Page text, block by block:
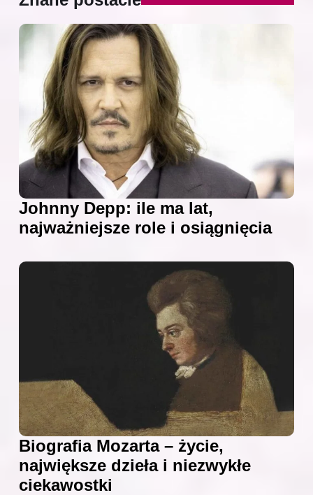
Johnny Depp: ile ma lat,
najważniejsze role i osiągnięcia
Biografia Mozarta – życie,
największe dzieła i niezwykłe
ciekawostki